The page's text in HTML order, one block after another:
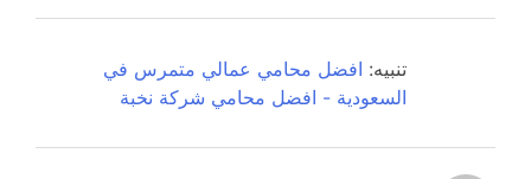
تنبيه: افضل محامي عمالي متمرس في
السعودية - افضل محامي شركة نخبة